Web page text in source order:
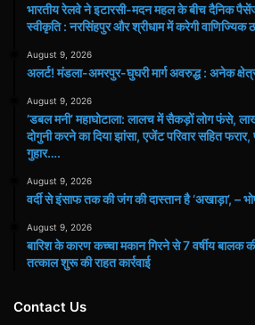
भारतीय रेलवे ने इटारसी-मदन महल के बीच दैनिक
स्वीकृति : नरसिंहपुर और श्रीधाम में करेगी वाणिज्यिक
August 9, 2026
अलर्ट! मंडला-अमरपुर-घुघरी मार्ग अवरुद्ध : अनेक
August 9, 2026
​’डबल मनी’ महाघोटाला: लालच में सैकड़ों लोग फंसे,
दोगुनी करने का दिया झांसा, एजेंट परिवार सहित
गुहार….
August 9, 2026
वर्दी से इंसाफ तक की जंग की दास्तान है ‘अखाड़ा’, –
August 9, 2026
बारिश के कारण कच्चा मकान गिरने से 7 वर्षीय बालक
तत्काल शुरू की राहत कार्रवाई
Contact Us